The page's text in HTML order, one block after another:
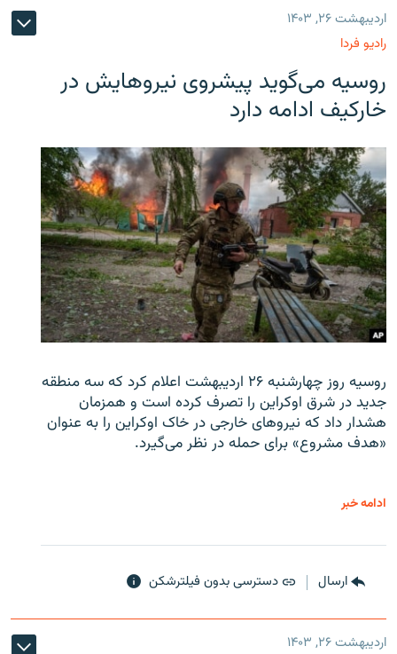
اردیبهشت ۲۶, ۱۴۰۳
رادیو فردا
روسیه می‌گوید پیشروی نیروهایش در
خارکیف ادامه دارد
روسیه روز چهارشنبه ۲۶ اردیبهشت اعلام کرد که سه منطقه
جدید در شرق اوکراین را تصرف کرده است و همزمان
هشدار داد که نیروهای خارجی در خاک اوکراین را به عنوان
«هدف مشروع» برای حمله در نظر می‌گیرد.
ادامه خبر
ارسال دسترسی بدون فیلترشکن
اردیبهشت ۲۶, ۱۴۰۳